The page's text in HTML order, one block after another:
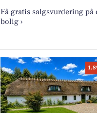
Få gratis salgsvurdering på
bolig ›